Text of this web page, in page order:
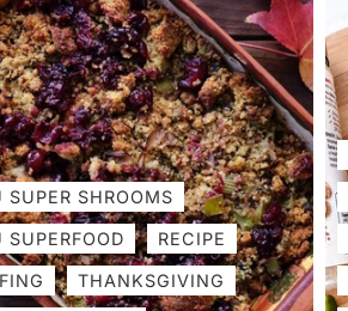
SUPER SHROOMS
SUPERFOOD RECIPE
THANKSGIVING